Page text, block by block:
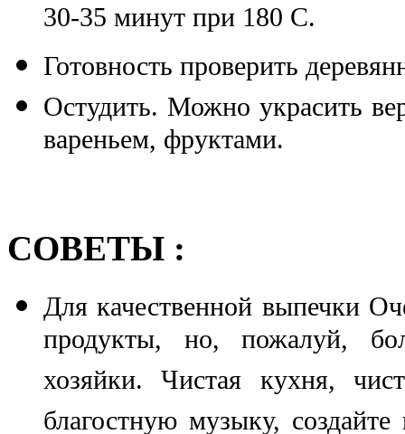
30-35 минут при 180 С.
Готовность проверить
Остудить. Можно украсить
вареньем, фруктами.
СОВЕТЫ :
Для качественной выпечки
продукты, но, пожалуй,
хозяйки. Чистая кухня,
благостную музыку,